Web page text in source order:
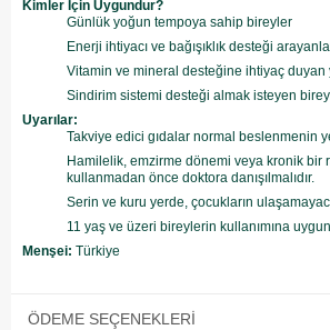
Kimler İçin Uygundur?
Günlük yoğun tempoya sahip bireyler
Enerji ihtiyacı ve bağışıklık desteği
Vitamin ve mineral desteğine ihtiyaç duyan
Sindirim sistemi desteği almak isteyen
Uyarılar:
Takviye edici gıdalar normal beslenmenin
Hamilelik, emzirme dönemi veya kronik bir
kullanmadan önce doktora danışılmalıdır.
Serin ve kuru yerde, çocukların
11 yaş ve üzeri bireylerin kullanımına
Menşei: Türkiye
ÖDEME SEÇENEKLERI